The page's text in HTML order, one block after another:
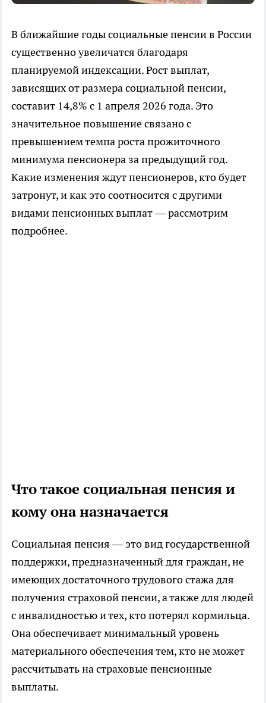
В ближайшие годы социальные пенсии в России
существенно увеличатся благодаря
планируемой индексации. Рост выплат,
зависящих от размера социальной пенсии,
составит 14,8% с 1 апреля 2026 года. Это
значительное повышение связано с
превышением темпа роста прожиточного
минимума пенсионера за предыдущий год.
Какие изменения ждут пенсионеров, кто будет
затронут, и как это соотносится с другими
видами пенсионных выплат — рассмотрим
подробнее.
Что такое социальная пенсия и
кому она назначается
Социальная пенсия — это вид государственной
поддержки, предназначенный для граждан, не
имеющих достаточного трудового стажа для
получения страховой пенсии, а также для людей
с инвалидностью и тех, кто потерял кормильца.
Она обеспечивает минимальный уровень
материального обеспечения тем, кто не может
рассчитывать на страховые пенсионные
выплаты.